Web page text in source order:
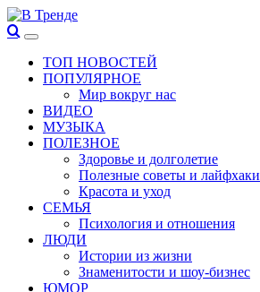
Перейти
к
Основное
меню
ТОП НОВОСТЕЙ
ПОПУЛЯРНОЕ
Мир вокруг нас
ВИДЕО
МУЗЫКА
ПОЛЕЗНОЕ
Здоровье и долголетие
Полезные советы и лайфхаки
Красота и уход
СЕМЬЯ
Психология и отношения
ЛЮДИ
Истории из жизни
Знаменитости и шоу-бизнес
ЮМОР